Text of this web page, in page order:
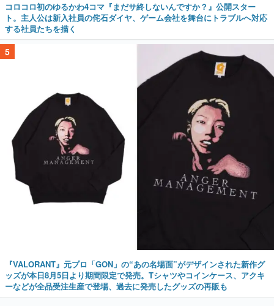
コロコロ初のゆるかわ4コマ『まだサ終しないんですか？』公開スター
ト。主人公は新入社員の侘石ダイヤ、ゲーム会社を舞台にトラブルへ対応
する社員たちを描く
5
『VALORANT』元プロ「GON」の“あの名場面”がデザインされた新作グ
ッズが本日8月5日より期間限定で発売。Tシャツやコインケース、アクキ
ーなどが全品受注生産で登場、過去に発売したグッズの再販も